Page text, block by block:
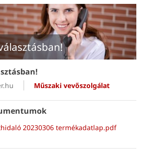
Műszaki vevőszolgálat
20230306 termékadatlap.pdf